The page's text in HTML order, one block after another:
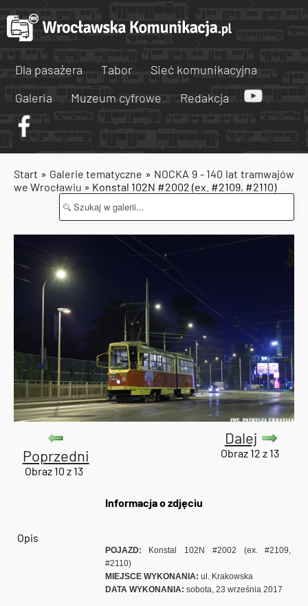
Dla pasażera Tabor
Sieć komunikacyjna
Galeria
Muzeum cyfrowe Redakcja
Start » Galerie tematyczne » NOCKA 9 - 140 lat tramwajów
we Wrocławiu » Konstal 102N #2002 (ex. #2109, #2110)
Poprzedni
Obraz 10 z 13
Dalej
Obraz 12 z 13
Informacja o zdjęciu
Opis
POJAZD: Konstal 102N #2002 (ex. #2109,
#2110)
MIEJSCE WYKONANIA: ul. Krakowska
DATA WYKONANIA: sobota, 23 września 2017